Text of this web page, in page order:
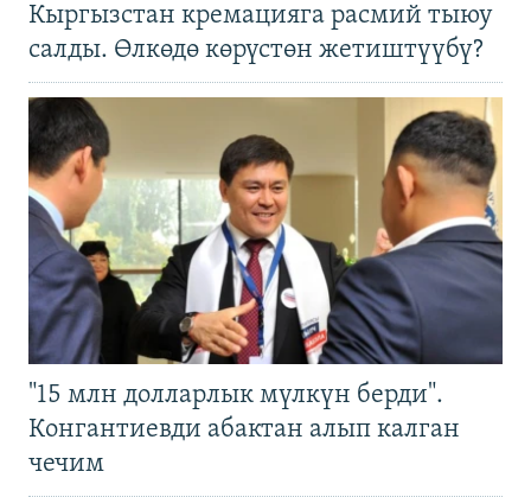
Кыргызстан кремацияга расмий тыюу
салды. Өлкөдө көрүстөн жетиштүүбү?
"15 млн долларлык мүлкүн берди".
Конгантиевди абактан алып калган
чечим